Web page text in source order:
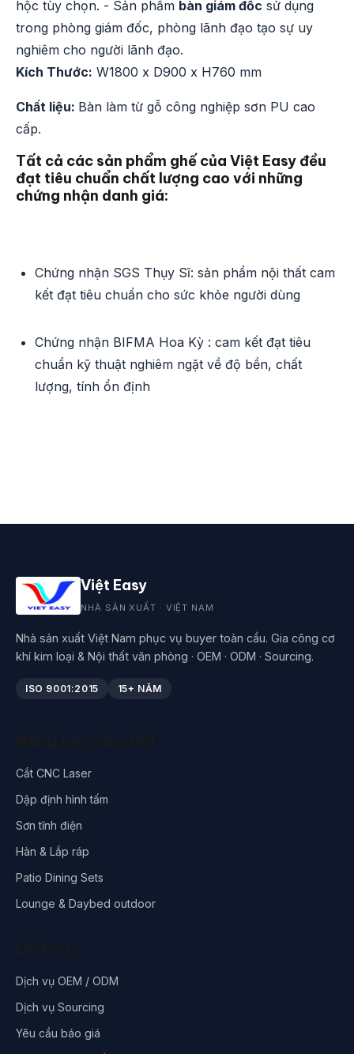
hộc tùy chọn. - Sản phẩm bàn giám đốc sử dụng
trong phòng giám đốc, phòng lãnh đạo tạo sự uy
nghiêm cho người lãnh đạo.
Kích Thước: W1800 x D900 x H760 mm
Chất liệu: Bàn làm từ gỗ công nghiệp sơn PU cao
cấp.
Tất cả các sản phẩm ghế của Việt Easy đều
đạt tiêu chuẩn chất lượng cao với những
chứng nhận danh giá:
Chứng nhận SGS Thụy Sĩ: sản phẩm nội thất cam
kết đạt tiêu chuẩn cho sức khỏe người dùng
Chứng nhận BIFMA Hoa Kỳ : cam kết đạt tiêu
chuẩn kỹ thuật nghiêm ngặt về độ bền, chất
lượng, tính ổn định
Việt Easy
NHÀ SẢN XUẤT · VIỆT NAM
Nhà sản xuất Việt Nam phục vụ buyer toàn cầu. Gia công cơ
khí kim loại & Nội thất văn phòng · OEM · ODM · Sourcing.
ISO 9001:2015 15+ NĂM
Cắt CNC Laser
Dập định hình tấm
Sơn tĩnh điện
Hàn & Lắp ráp
Patio Dining Sets
Lounge & Daybed outdoor
Dịch vụ OEM / ODM
Dịch vụ Sourcing
Yêu cầu báo giá